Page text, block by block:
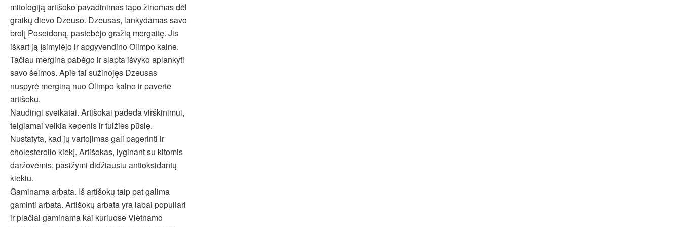
mitologiją artišoko pavadinimas tapo žinomas dėl
graikų dievo Dzeuso. Dzeusas, lankydamas savo
brolį Poseidoną, pastebėjo gražią mergaitę. Jis
iškart ją įsimylėjo ir apgyvendino Olimpo kalne.
Tačiau mergina pabėgo ir slapta išvyko aplankyti
savo šeimos. Apie tai sužinojęs Dzeusas
nuspyrė merginą nuo Olimpo kalno ir pavertė
artišoku.
Naudingi sveikatai. Artišokai padeda virškinimui,
teigiamai veikia kepenis ir tulžies pūslę.
Nustatyta, kad jų vartojimas gali pagerinti ir
cholesterolio kiekį. Artišokas, lyginant su kitomis
daržovėmis, pasižymi didžiausiu antioksidantų
kiekiu.
Gaminama arbata. Iš artišokų taip pat galima
gaminti arbatą. Artišokų arbata yra labai populiari
ir plačiai gaminama kai kuriuose Vietnamo